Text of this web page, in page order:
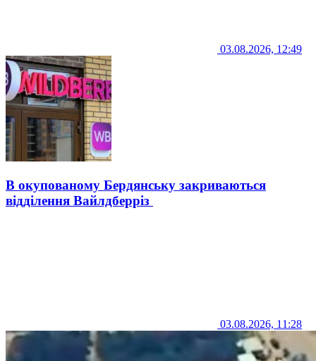
03.08.2026, 12:49
В окупованому Бердянську закриваються
відділення Вайлдберріз
03.08.2026, 11:28